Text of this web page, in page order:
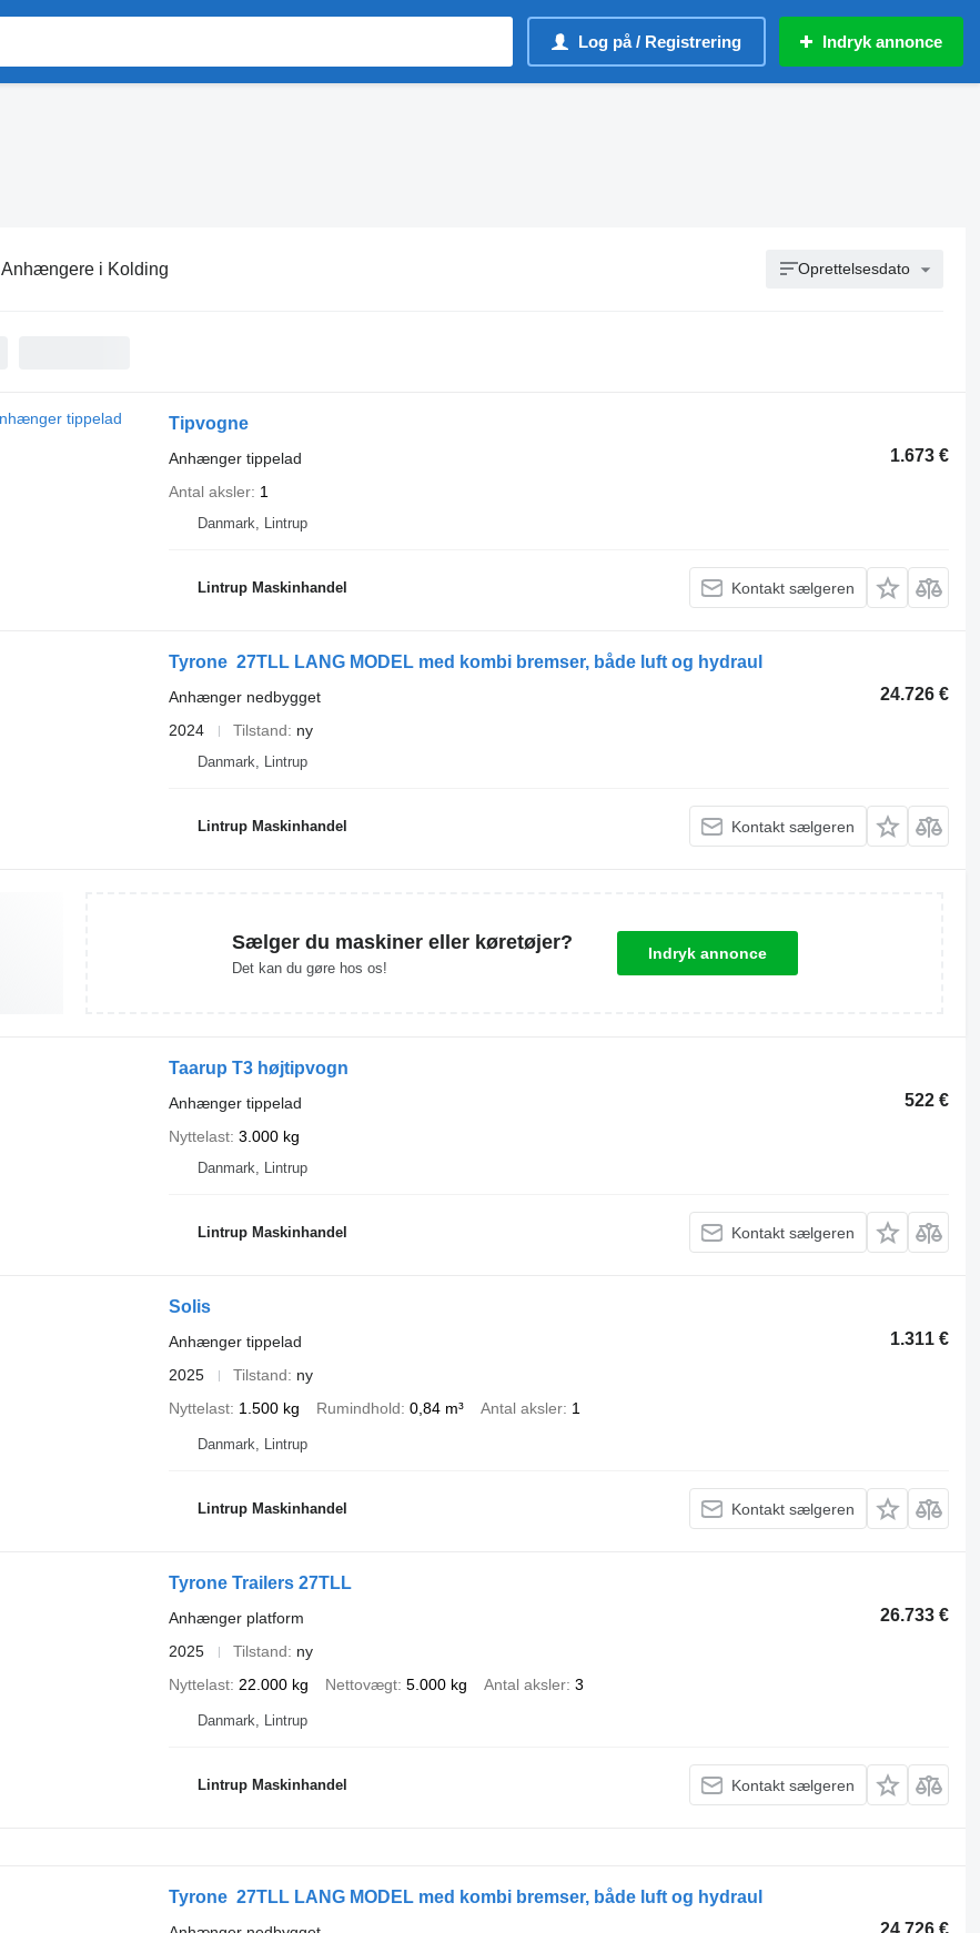
Log på / Registrering Indryk annonce
Anhængere i Kolding Oprettelsesdato
Tipvogne
1.673 €
Anhænger tippelad
Antal aksler 1
Danmark, Lintrup
Lintrup Maskinhandel Kontakt sælgeren
Tyrone 27TLL LANG MODEL med kombi bremser, både luft og hydraul
24.726 €
Anhænger nedbygget
2024
Tilstand ny
Danmark, Lintrup
Lintrup Maskinhandel Kontakt sælgeren
Sælger du maskiner eller køretøjer?
Det kan du gøre hos os!
Indryk annonce
Taarup T3 højtipvogn
522 €
Anhænger tippelad
Nyttelast 3.000 kg
Danmark, Lintrup
Lintrup Maskinhandel Kontakt sælgeren
Solis
1.311 €
Anhænger tippelad
2025
Tilstand
ny
Nyttelast 1.500 kg Rumindhold 0,84 m³ Antal aksler 1
Danmark, Lintrup
Lintrup Maskinhandel Kontakt sælgeren
Tyrone Trailers 27TLL
26.733 €
Anhænger platform
2025
Tilstand
ny
Nyttelast 22.000 kg Nettovægt 5.000 kg Antal aksler 3
Danmark, Lintrup
Lintrup Maskinhandel Kontakt sælgeren
Tyrone 27TLL LANG MODEL med kombi bremser, både luft og hydraul
24.726 €